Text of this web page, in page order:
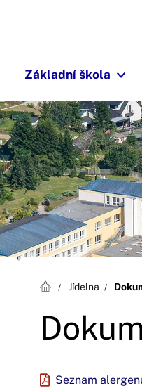
Základní škola
Jídelna
Seznam